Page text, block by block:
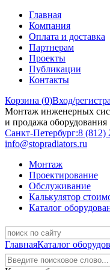
Главная
Компания
Оплата и доставка
Партнерам
Проекты
Публикации
Контакты
Корзина (0)Вход/
Монтаж инженерных
и продажа оборудования
Санкт-Петербург:8 (812)
info@stopradiators.ru
Монтаж
Проектирование
Обслуживание
Калькулятор
Каталог
ГлавнаяКаталог